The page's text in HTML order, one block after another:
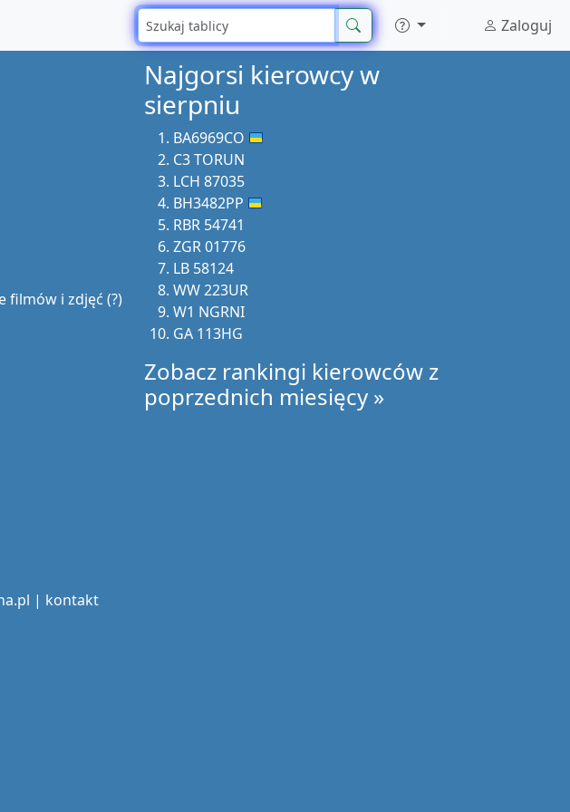
Zaloguj
filmów i zdjęć (?)
Najgorsi kierowcy w
sierpniu
BA6969CO
C3 TORUN
LCH 87035
BH3482PP
RBR 54741
ZGR 01776
LB 58124
WW 223UR
W1 NGRNI
GA 113HG
Zobacz rankingi kierowców z
poprzednich miesięcy »
| kontakt